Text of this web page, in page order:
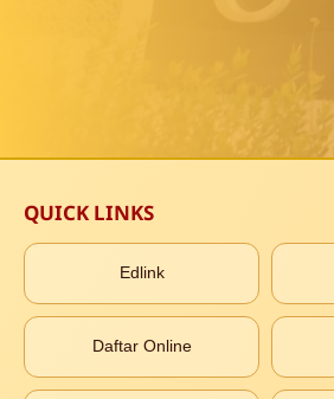
QUICK LINKS
Edlink
Daftar Online